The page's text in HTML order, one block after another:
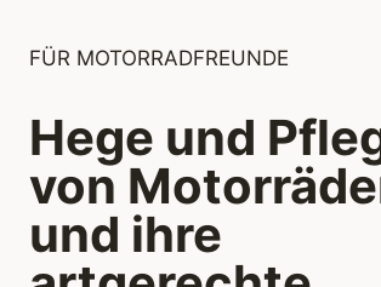
FÜR MOTORRADFREUNDE
Hege und
von
und ihre